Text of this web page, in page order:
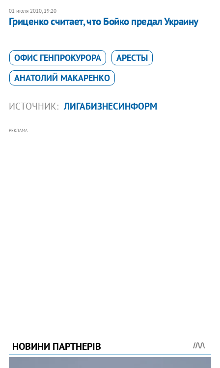
01 июля 2010, 19:20
Гриценко считает, что Бойко предал Украину
ОФИС ГЕНПРОКУРОРА
АРЕСТЫ
АНАТОЛИЙ МАКАРЕНКО
ИСТОЧНИК: ЛИГАБИЗНЕСИНФОРМ
РЕКЛАМА